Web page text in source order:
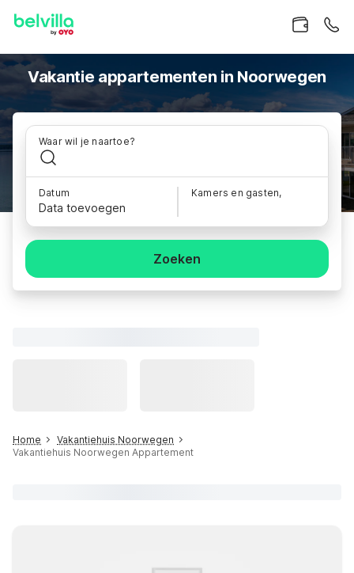
Vakantie appartementen in Noorwegen
Waar wil je naartoe?
Datum
Data toevoegen
Kamers en gasten,
Zoeken
Home
Vakantiehuis Noorwegen
Vakantiehuis Noorwegen Appartement